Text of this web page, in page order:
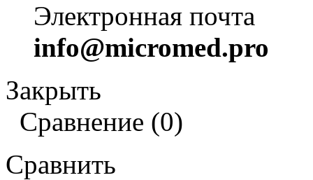
Электронная почта
info@micromed.pro
Закрыть
Сравнение (0)
Сравнить